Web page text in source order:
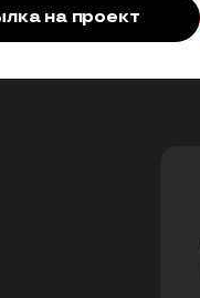
на проект